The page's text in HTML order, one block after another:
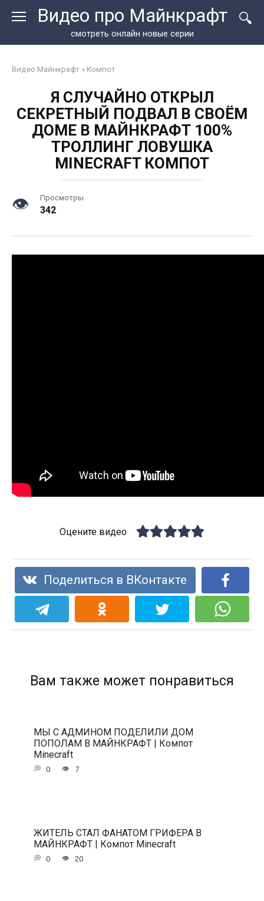
Видео про Майнкрафт
смотреть онлайн новые серии
Видео Майнкрафт » Компот
Я СЛУЧАЙНО ОТКРЫЛ
СЕКРЕТНЫЙ ПОДВАЛ В СВОЁМ
ДОМЕ В МАЙНКРАФТ 100%
ТРОЛЛИНГ ЛОВУШКА
MINECRAFT КОМПОТ
Просмотры
342
Оцените видео
Поделиться в ВКонтакте
Вам также может понравиться
МЫ С АДМИНОМ ПОДЕЛИЛИ ДОМ
ПОПОЛАМ В МАЙНКРАФТ | Компот
Minecraft
0 7
ЖИТЕЛЬ СТАЛ ФАНАТОМ ГРИФЕРА В
МАЙНКРАФТ | Компот Minecraft
0 20